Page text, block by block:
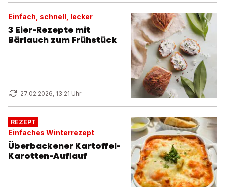
Einfach, schnell, lecker
3 Eier-Rezepte mit
Bärlauch zum Frühstück
27.02.2026, 13:21 Uhr
REZEPT
Einfaches Winterrezept
Überbackener Kartoffel-
Karotten-Auflauf